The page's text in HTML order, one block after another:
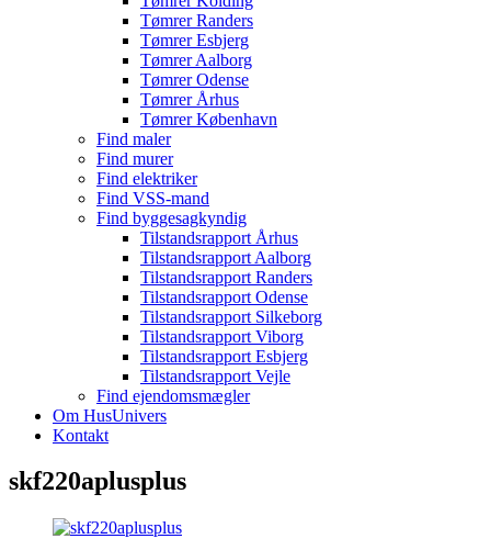
Tømrer Randers
Tømrer Esbjerg
Tømrer Aalborg
Tømrer Odense
Tømrer Århus
Tømrer København
Find maler
Find murer
Find elektriker
Find VSS-mand
Find byggesagkyndig
Tilstandsrapport Århus
Tilstandsrapport Aalborg
Tilstandsrapport Randers
Tilstandsrapport Odense
Tilstandsrapport Silkeborg
Tilstandsrapport Viborg
Tilstandsrapport Esbjerg
Tilstandsrapport Vejle
Find ejendomsmægler
Om HusUnivers
Kontakt
skf220aplusplus